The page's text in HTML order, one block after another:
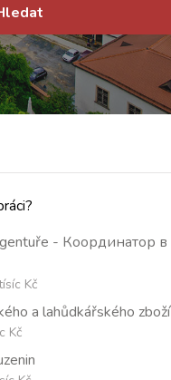
- Координатор
Kč
a lahůdkářského
Kč